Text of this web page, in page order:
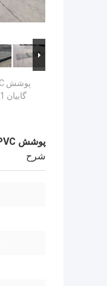
پوشش PVC رینو گابیان تشک براق گابیان ISO9001 حفاظت از شیب تایید شده سبد گابیان تشک
شرح